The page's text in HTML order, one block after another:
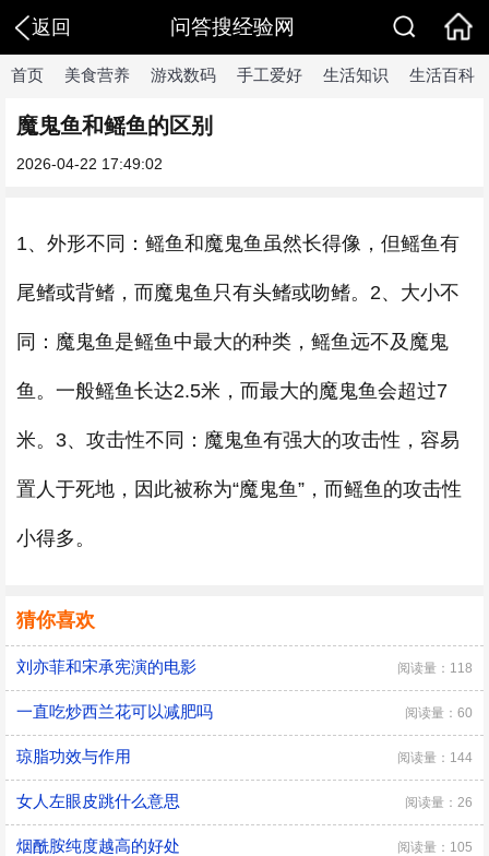
返回 问答搜经验网
首页 美食营养 游戏数码 手工爱好 生活知识 生活百科
魔鬼鱼和鳐鱼的区别
2026-04-22 17:49:02
1、外形不同：鳐鱼和魔鬼鱼虽然长得像，但鳐鱼有
尾鳍或背鳍，而魔鬼鱼只有头鳍或吻鳍。2、大小不
同：魔鬼鱼是鳐鱼中最大的种类，鳐鱼远不及魔鬼
鱼。一般鳐鱼长达2.5米，而最大的魔鬼鱼会超过7
米。3、攻击性不同：魔鬼鱼有强大的攻击性，容易
置人于死地，因此被称为“魔鬼鱼”，而鳐鱼的攻击性
小得多。
猜你喜欢
刘亦菲和宋承宪演的电影 阅读量：118
一直吃炒西兰花可以减肥吗 阅读量：60
琼脂功效与作用 阅读量：144
女人左眼皮跳什么意思 阅读量：26
烟酰胺纯度越高的好处 阅读量：105